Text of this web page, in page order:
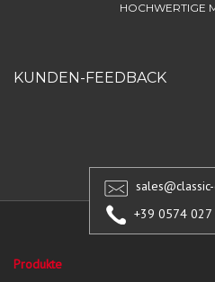
HOCHWERTIGE
KUNDEN-FEEDBACK
+39 0574 027
Produkte